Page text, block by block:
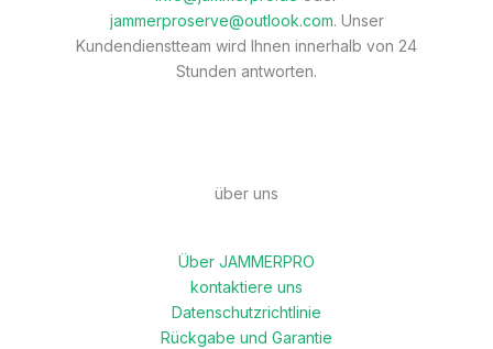
jammerproserve@outlook.com. Unser
Kundendienstteam wird Ihnen innerhalb von 24
Stunden antworten.
über uns
Über JAMMERPRO
kontaktiere uns
Datenschutzrichtlinie
Rückgabe und Garantie